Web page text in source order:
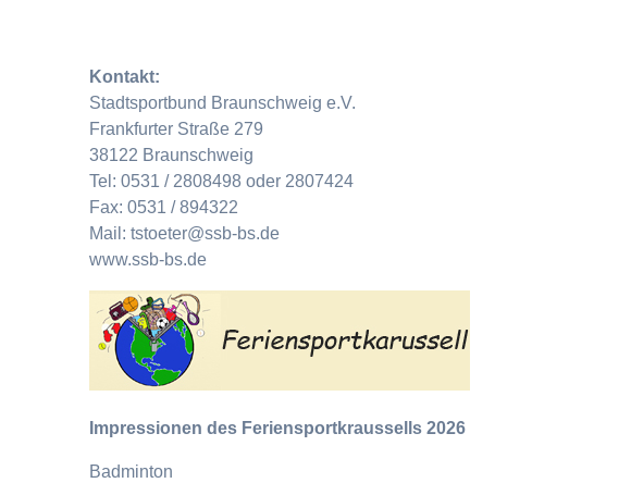
Kontakt:
Stadtsportbund Braunschweig e.V.
Frankfurter Straße 279
38122 Braunschweig
Tel: 0531 / 2808498 oder 2807424
Fax: 0531 / 894322
Mail: tstoeter@ssb-bs.de
www.ssb-bs.de
Impressionen des Feriensportkraussells 2026
Badminton